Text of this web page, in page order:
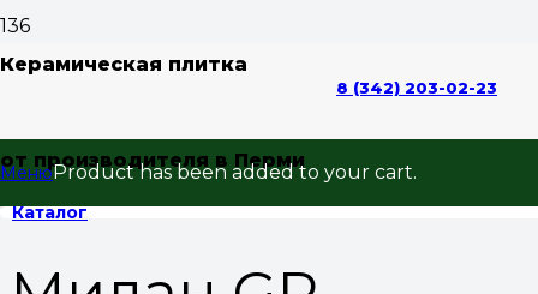
Керамическая плитка
от производителя в Перми
8 (342) 203-02-23
МенюProducthas been added to your cart.
Каталог
дерево/ Милан GP бежевый 147*594